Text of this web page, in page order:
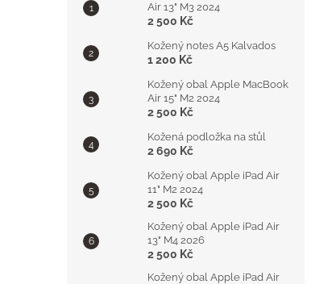
Air 13" M3 2024
2 500 Kč
Kožený notes A5 Kalvados
1 200 Kč
Kožený obal Apple MacBook
Air 15" M2 2024
2 500 Kč
Kožená podložka na stůl
2 690 Kč
Kožený obal Apple iPad Air
11" M2 2024
2 500 Kč
Kožený obal Apple iPad Air
13" M4 2026
2 500 Kč
Kožený obal Apple iPad Air